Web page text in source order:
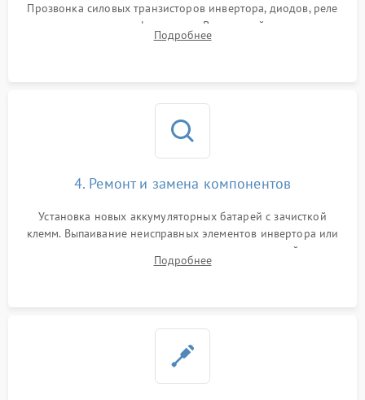
Прозвонка силовых транзисторов инвертора, диодов, реле
переключения и трансформатора. Визуальный поиск вздутых
конденсаторов и прогаров на печатной плате.
Подробнее
4. Ремонт и замена компонентов
Установка новых аккумуляторных батарей с зачисткой
клемм. Выпаивание неисправных элементов инвертора или
цепи зарядки и монтаж новых радиодеталей.
Восстановление поврежденных токоведущих дорожек и
Подробнее